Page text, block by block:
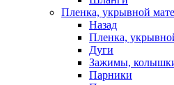
Пленка, укрывной
Назад
Пленка,
Дуги
Зажимы,
Парники